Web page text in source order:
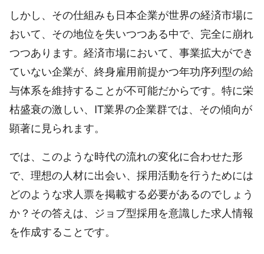
しかし、その仕組みも日本企業が世界の経済市場に
おいて、その地位を失いつつある中で、完全に崩れ
つつあります。経済市場において、事業拡大ができ
ていない企業が、終身雇用前提かつ年功序列型の給
与体系を維持することが不可能だからです。特に栄
枯盛衰の激しい、IT業界の企業群では、その傾向が
顕著に見られます。
では、このような時代の流れの変化に合わせた形
で、理想の人材に出会い、採用活動を行うためには
どのような求人票を掲載する必要があるのでしょう
か？その答えは、ジョブ型採用を意識した求人情報
を作成することです。